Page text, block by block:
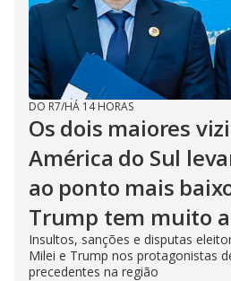
DO R7/HÁ 14 HORAS
Os dois maiores
América do Sul
ao ponto mais
Trump tem muito
Insultos, sanções e disputas
Milei e Trump nos protagonistas
precedentes na região